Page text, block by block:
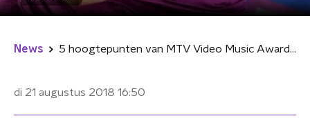
News 5 hoogtepunten van MTV Video Music Awards 2018
di 21 augustus 2018 16:50